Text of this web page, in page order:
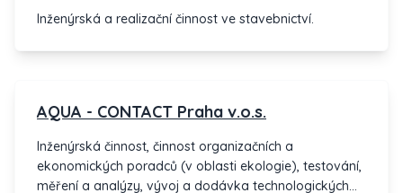
vývoj ve stavebnictví (stavební materiály, stavební
chemie či technologické postupy prací), a proto
můžeme zákazníkovi nabídnout kvalitní i nestandardní
Inženýrská a realizační činnost ve stavebnictví.
AQUA - CONTACT Praha v.o.s.
Inženýrská činnost, činnost organizačních a
ekonomických poradců (v oblasti ekologie), testování,
měření a analýzy, vývoj a dodávka technologických